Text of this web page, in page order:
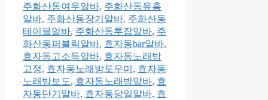
주화산동여우알바, 주화산동유흥
알바, 주화산동장기알바, 주화산동
테이블알바, 주화산동투잡알바, 주
화산동퍼블릭알바, 효자동bar알바,
효자동고소득알바, 효자동노래방
고정, 효자동노래방도우미 , 효자동
노래방보도, 효자동노래방알바, 효
자동단기알바, 효자동당일알바, 효